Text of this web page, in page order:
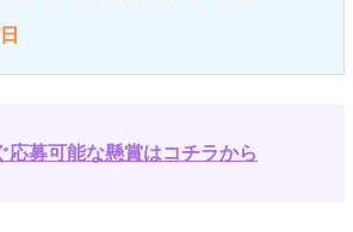
応募可能な懸賞はコチラから